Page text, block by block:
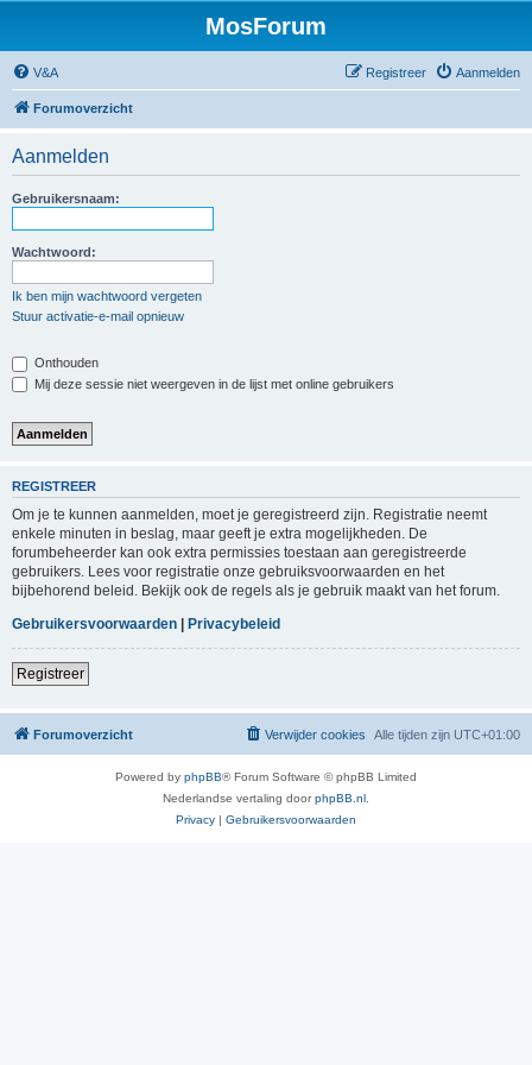
MosForum
V&A Aanmelden
Registreer
Forumoverzicht
Aanmelden
Gebruikersnaam:
Wachtwoord:
Ik ben mijn wachtwoord vergeten
Stuur activatie-e-mail opnieuw
Onthouden
Mij deze sessie niet weergeven in de lijst met online gebruikers
REGISTREER
Om je te kunnen aanmelden, moet je geregistreerd zijn. Registratie neemt
enkele minuten in beslag, maar geeft je extra mogelijkheden. De
forumbeheerder kan ook extra permissies toestaan aan geregistreerde
gebruikers. Lees voor registratie onze gebruiksvoorwaarden en het
bijbehorend beleid. Bekijk ook de regels als je gebruik maakt van het forum.
Gebruikersvoorwaarden | Privacybeleid
Registreer
Forumoverzicht Alle tijden zijn UTC+01:00
Verwijder cookies
Powered by phpBB® Forum Software © phpBB Limited
Nederlandse vertaling doorphpBB.nl
Privacy | Gebruikersvoorwaarden